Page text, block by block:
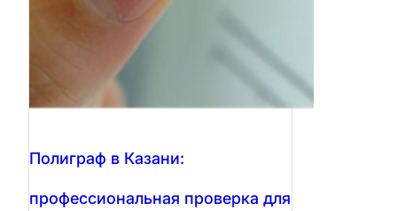
Полиграф в Казани:
профессиональная проверка для